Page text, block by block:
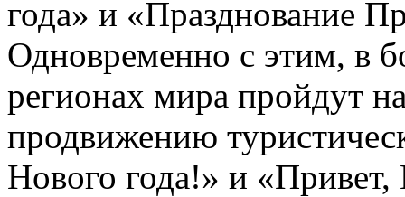
года» и «Празднование
Одновременно с этим, в
регионах мира пройдут
продвижению
Нового года!» и